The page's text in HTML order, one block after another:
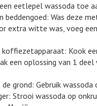
eetlepel wassoda toe
beddengoed: Was deze
extra witte was, voeg
koffiezetapparaat: Kook
een oplossing van 1
grond: Gebruik
Strooi wassoda op